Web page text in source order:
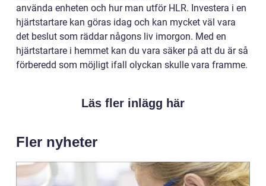
använda enheten och hur man utför HLR. Investera i en
hjärtstartare kan göras idag och kan mycket väl vara
det beslut som räddar någons liv imorgon. Med en
hjärtstartare i hemmet kan du vara säker på att du är så
förberedd som möjligt ifall olyckan skulle vara framme.
Läs fler inlägg här
Fler nyheter